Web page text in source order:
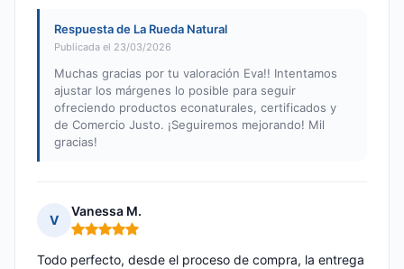
Respuesta de La Rueda Natural
Publicada el 23/03/2026
Muchas gracias por tu valoración Eva!! Intentamos
ajustar los márgenes lo posible para seguir
ofreciendo productos econaturales, certificados y
de Comercio Justo. ¡Seguiremos mejorando! Mil
gracias!
V
Vanessa M.
Nota: 5 de 5
Todo perfecto, desde el proceso de compra, la entrega